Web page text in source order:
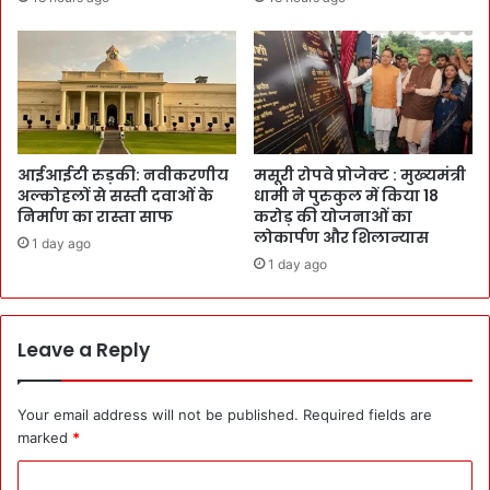
आईआईटी रुड़की: नवीकरणीय
अल्कोहलों से सस्ती दवाओं के
निर्माण का रास्ता साफ
1 day ago
मसूरी रोपवे प्रोजेक्ट : मुख्‍यमंत्री
धामी ने पुरुकुल में किया 18
करोड़ की योजनाओं का
लोकार्पण और शिलान्यास
1 day ago
Leave a Reply
Your email address will not be published. Required fields are
marked *